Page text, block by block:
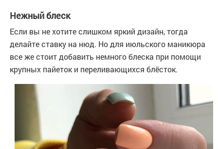
Нежный блеск
Если вы не хотите слишком яркий дизайн, тогда
делайте ставку на нюд. Но для июльского маникюра
все же стоит добавить немного блеска при помощи
крупных пайеток и переливающихся блёсток.